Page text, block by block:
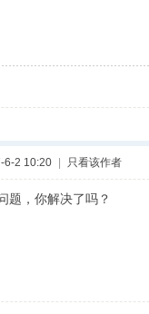
6-2 10:20 只看该作者
题，你解决了吗？